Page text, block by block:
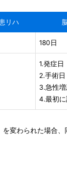
リハ
180日
1.発症日
2.手術日
3.急性増
4.最初に
変わられた場合